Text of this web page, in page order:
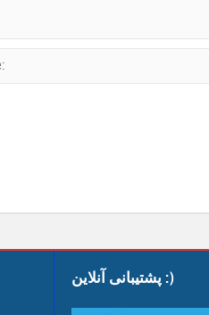
پشتیبانی آنلاین :)